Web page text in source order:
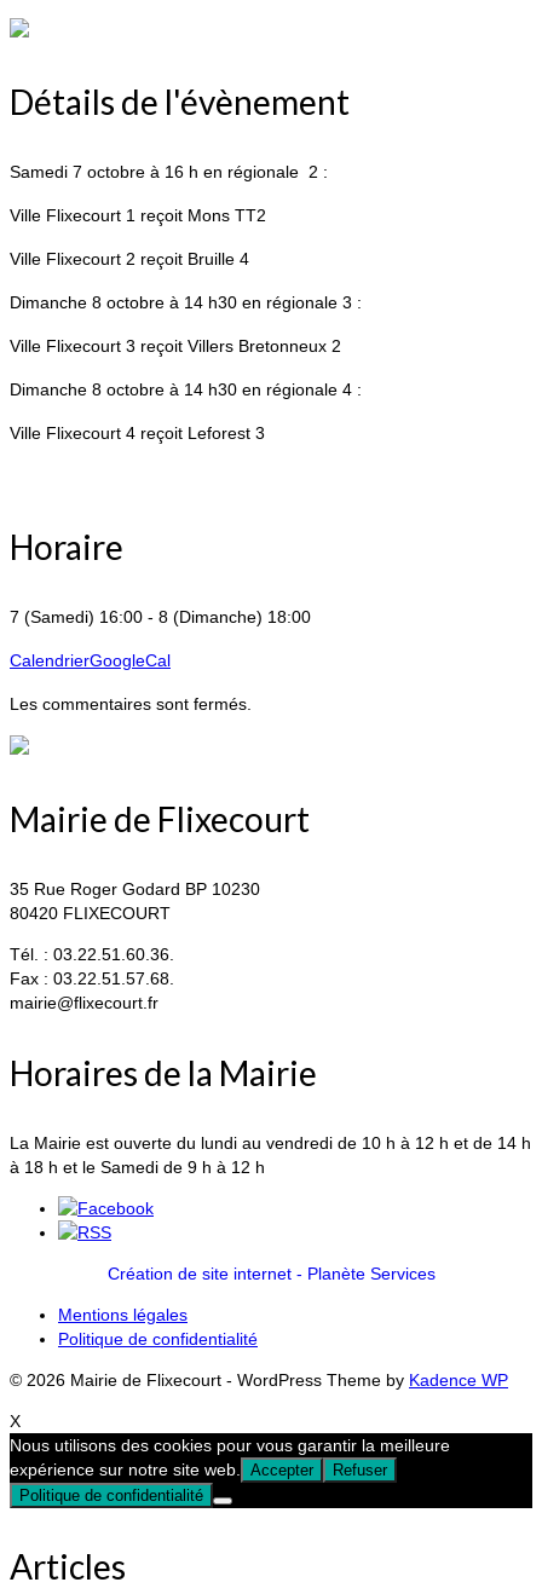
Détails de l'évènement
Samedi 7 octobre à 16 h en régionale 2 :
Ville Flixecourt 1 reçoit Mons TT2
Ville Flixecourt 2 reçoit Bruille 4
Dimanche 8 octobre à 14 h30 en régionale 3 :
Ville Flixecourt 3 reçoit Villers Bretonneux 2
Dimanche 8 octobre à 14 h30 en régionale 4 :
Ville Flixecourt 4 reçoit Leforest 3
Horaire
7 (Samedi) 16:00 - 8 (Dimanche) 18:00
CalendrierGoogleCal
Les commentaires sont fermés.
Mairie de Flixecourt
35 Rue Roger Godard BP 10230
80420 FLIXECOURT
Tél. : 03.22.51.60.36.
Fax : 03.22.51.57.68.
mairie@flixecourt.fr
Horaires de la Mairie
La Mairie est ouverte du lundi au vendredi de 10 h à 12 h et de 14 h
à 18 h et le Samedi de 9 h à 12 h
Création de site internet - Planète Services
Mentions légales
Politique de confidentialité
© 2026 Mairie de Flixecourt - WordPress Theme by Kadence WP
X
Nous utilisons des cookies pour vous garantir la meilleure
expérience sur notre site web.
Accepter
Refuser
Politique de confidentialité
Articles